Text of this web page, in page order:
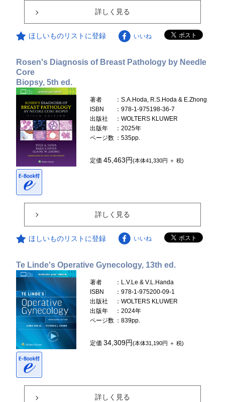
詳しく見る
ほしいものリストに登録 いいね
Rosen's Diagnosis of Breast Pathology by Needle
Core
Biopsy, 5th ed.
著者
：S.A.Hoda, R.S.Hoda & E.Zhong
ISBN
：978-1-975198-36-7
出版社
：WOLTERS KLUWER
出版年
：2025年
ページ数 ：535pp.
定価45,463円(本体41,330円 ＋ 税)
詳しく見る
ほしいものリストに登録 いいね
Te Linde's Operative Gynecology, 13th ed.
著者
：L.V.Le & V.L.Handa
ISBN
：978-1-975200-09-1
出版社
：WOLTERS KLUWER
出版年
：2024年
ページ数 ：839pp.
定価34,309円(本体31,190円 ＋ 税)
詳しく見る